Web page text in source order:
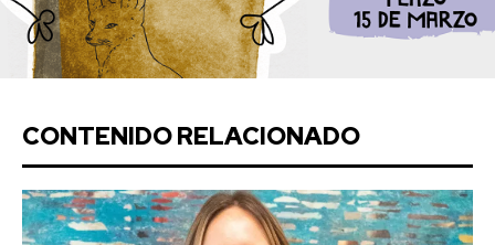
CONTENIDO RELACIONADO